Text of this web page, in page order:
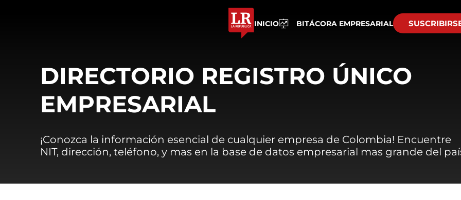
INICIO BITÁCORA EMPRESARIAL
DIRECTORIO REGISTRO ÚNICO
EMPRESARIAL
¡Conozca la información esencial de cualquier empresa de Colombia! Encuentre
NIT, dirección, teléfono, y mas en la base de datos empresarial mas grande del